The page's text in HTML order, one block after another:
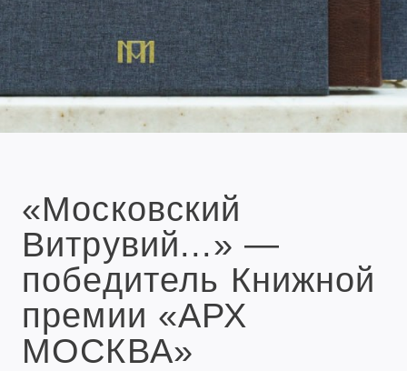
«Московский
Витрувий...» —
победитель Книжной
премии «АРХ
МОСКВА»